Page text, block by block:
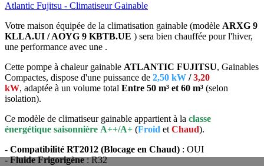
Atlantic Fujitsu - Climatiseur Gainable
Votre maison équipée de la climatisation gainable (modèle ARXG 9
KLLA.UI / AOYG 9 KBTB.UE ) sera bien chauffée pour l'hiver,
une performance avec une .
Cette pompe à chaleur gainable ATLANTIC FUJITSU, Gainables
Compactes, dispose d'une puissance de 2,50 kW /3,20
kW, adaptée à un volume total Entre 50 m³ et 60 m³ (selon
isolation).
Ce modèle de climatiseur gainable appartient à la classe
énergétique saisonnière A++/A+ (Froid et Chaud).
- Compatibilité RT2012 (Blocage en Chaud) : OUI
- Fluide Frigorigène: R32